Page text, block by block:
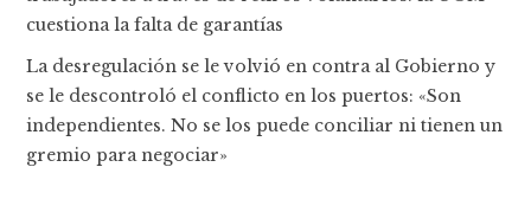
cuestiona la falta de garantías
La desregulación se le volvió en contra al Gobierno y
se le descontroló el conflicto en los puertos: «Son
independientes. No se los puede conciliar ni tienen un
gremio para negociar»